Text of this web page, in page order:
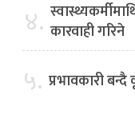
४. कारवाही गरिने
५. प्रभावकारी